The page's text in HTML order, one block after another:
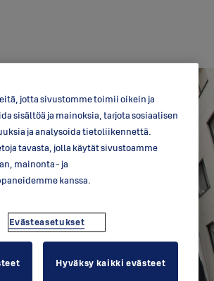
jotta sivustomme toimii oikein ja
sisältöä ja mainoksia, tarjota sosiaalisen
ja analysoida tietoliikennettä.
tavasta, jolla käytät sivustoamme
mainonta- ja
kanssa.
Evästeasetukset
Hyväksy kaikki evästeet